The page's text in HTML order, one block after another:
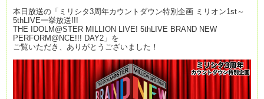
本日放送の「ミリシタ3周年カウントダウン特別企画 ミリオン1st～
5thLIVE一挙放送!!!
THE IDOLM@STER MILLION LIVE! 5thLIVE BRAND NEW
PERFORM@NCE!!! DAY2」を
ご覧いただき、ありがとうございました！